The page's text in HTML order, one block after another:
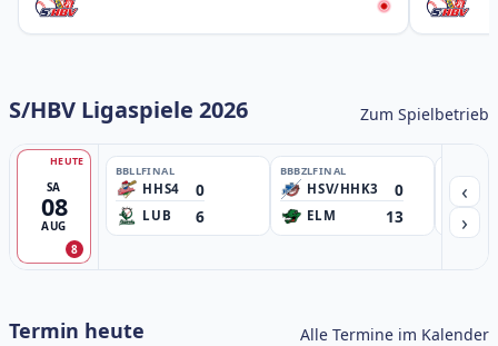
S/HBV Ligaspiele 2026 Zum Spielbetrieb
SA
08
AUG
HEUTE
8
BBLLFINAL
HHS4 0
LUB 6
BBBZLFINAL
HSV/HHK3 0
ELM 13
‹
›
Termin heute Alle Termine im Kalender